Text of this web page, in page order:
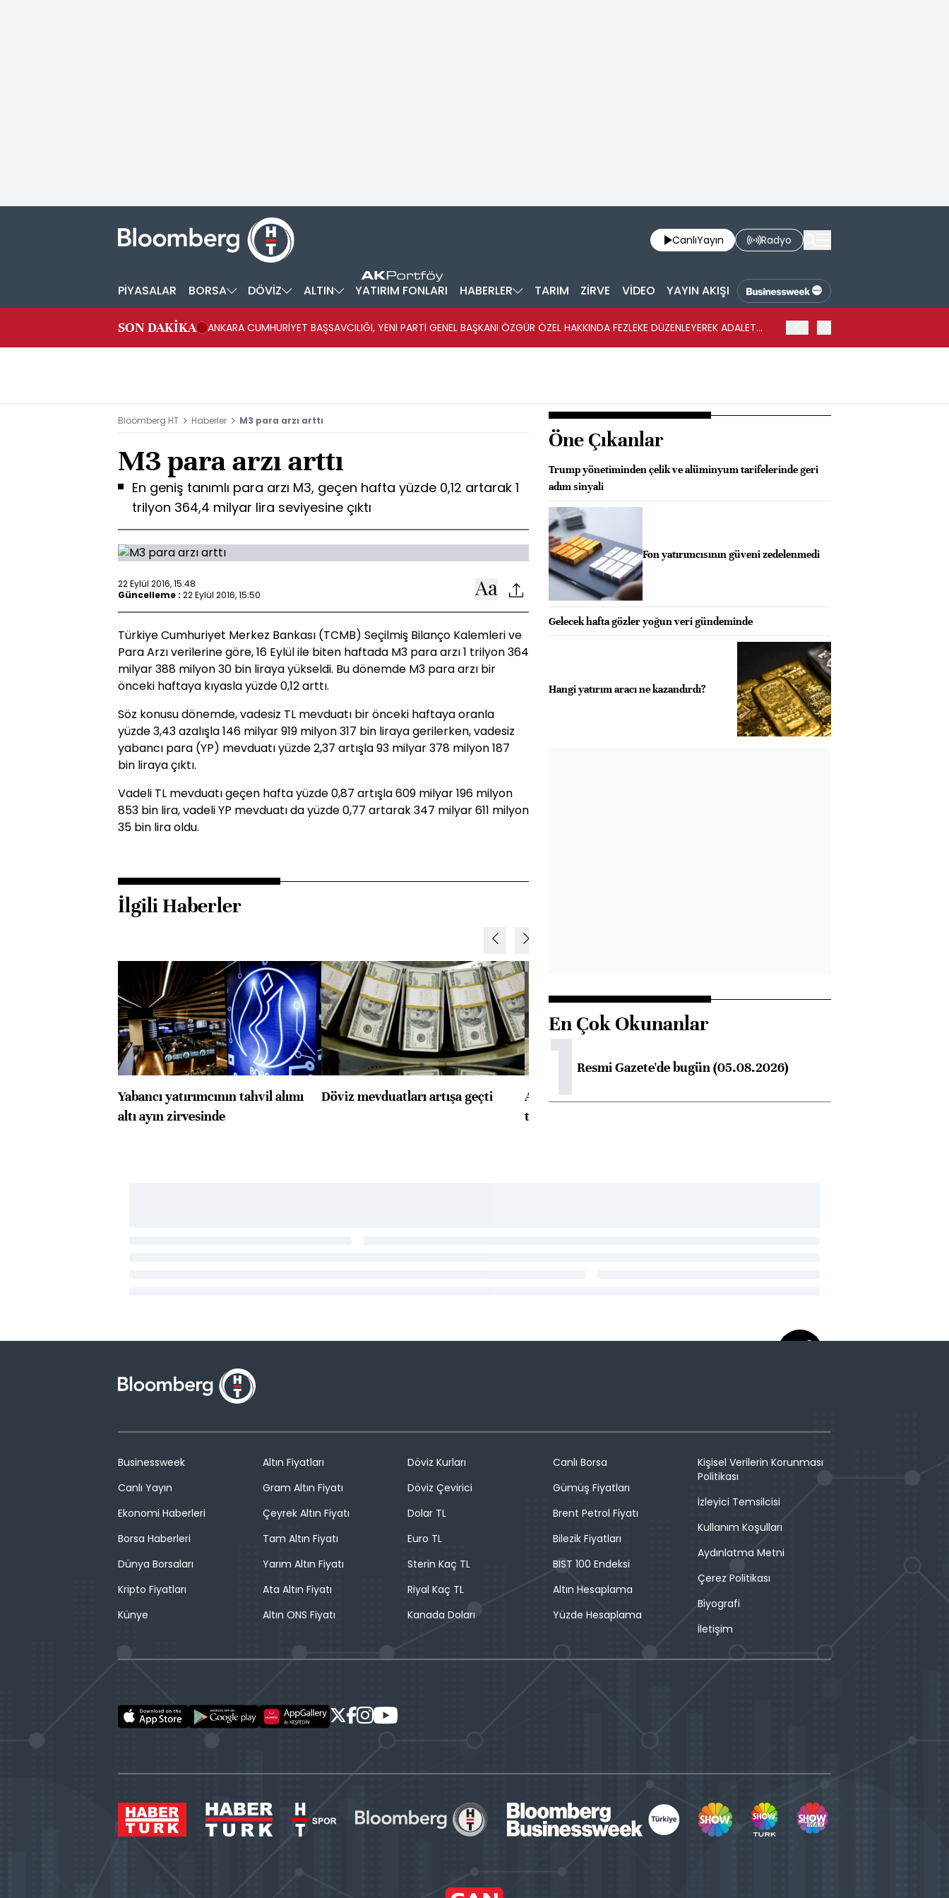
CanlıYayın Radyo
PİYASALAR BORSA DÖVİZ ALTIN YATIRIM FONLARI HABERLER TARIM ZİRVE VİDEO YAYIN AKIŞI
SON DAKİKA
ANKARA CUMHURİYET BAŞSAVCILIĞI, YENİ PARTİ GENEL BAŞKANI ÖZGÜR ÖZEL HAKKINDA FEZLEKE DÜZENLEYEREK ADALET
Bloomberg HT Haberler M3 para arzı arttı
M3 para arzı arttı
En geniş tanımlı para arzı M3, geçen hafta yüzde 0,12 artarak 1
trilyon 364,4 milyar lira seviyesine çıktı
22 Eylül 2016, 15:48
Güncelleme : 22 Eylül 2016, 15:50
Türkiye Cumhuriyet Merkez Bankası (TCMB) Seçilmiş Bilanço Kalemleri ve
Para Arzı verilerine göre, 16 Eylül ile biten haftada M3 para arzı 1 trilyon 364
milyar 388 milyon 30 bin liraya yükseldi. Bu dönemde M3 para arzı bir
önceki haftaya kıyasla yüzde 0,12 arttı.
Söz konusu dönemde, vadesiz TL mevduatı bir önceki haftaya oranla
yüzde 3,43 azalışla 146 milyar 919 milyon 317 bin liraya gerilerken, vadesiz
yabancı para (YP) mevduatı yüzde 2,37 artışla 93 milyar 378 milyon 187
bin liraya çıktı.
Vadeli TL mevduatı geçen hafta yüzde 0,87 artışla 609 milyar 196 milyon
853 bin lira, vadeli YP mevduatı da yüzde 0,77 artarak 347 milyar 611 milyon
35 bin lira oldu.
İlgili Haberler
Yabancı yatırımcının tahvil alımı
altı ayın zirvesinde
Döviz mevduatları artışa geçti
ABD'de konut başlangıçları
toparlandı
konusunda Unicredit ile
Öne Çıkanlar
Trump yönetiminden çelik ve alüminyum tarifelerinde geri
adım sinyali
Fon yatırımcısının güveni zedelenmedi
Gelecek hafta gözler yoğun veri gündeminde
Hangi yatırım aracı ne kazandırdı?
En Çok Okunanlar
1Resmi Gazete'de bugün (05.08.2026)
Businessweek
Canlı Yayın
Ekonomi Haberleri
Borsa Haberleri
Dünya Borsaları
Kripto Fiyatları
Künye
Altın Fiyatları
Gram Altın Fiyatı
Çeyrek Altın Fiyatı
Tam Altın Fiyatı
Yarım Altın Fiyatı
Ata Altın Fiyatı
Altın ONS Fiyatı
Döviz Kurları
Döviz Çevirici
Dolar TL
Euro TL
Sterin Kaç TL
Riyal Kaç TL
Kanada Doları
Canlı Borsa
Gümüş Fiyatları
Brent Petrol Fiyatı
Bilezik Fiyatları
BIST 100 Endeksi
Altın Hesaplama
Yüzde Hesaplama
Kişisel Verilerin Korunması
Politikası
İzleyici Temsilcisi
Kullanım Koşulları
Aydınlatma Metni
Çerez Politikası
Biyografi
İletişim